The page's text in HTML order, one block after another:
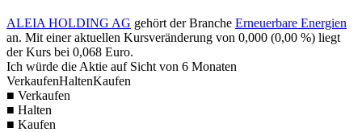
ALEIA HOLDING AG gehört der Branche Erneuerbare Energien
an. Mit einer aktuellen Kursveränderung von 0,000 (0,00 %) liegt
der Kurs bei 0,068 Euro.
Ich würde die Aktie auf Sicht von 6 Monaten
VerkaufenHaltenKaufen
■ Verkaufen
■ Halten
■ Kaufen